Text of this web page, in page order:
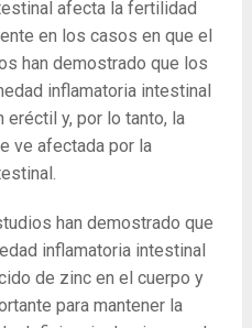
afecta la fertilidad
en los casos en que el
han demostrado que los
inflamatoria intestinal
y, por lo tanto, la
ve afectada por la
han demostrado que
inflamatoria intestinal
de zinc en el cuerpo y
para mantener la